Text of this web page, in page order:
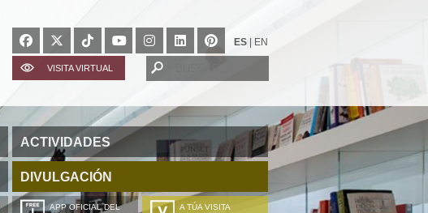
ES EN
VISITA VIRTUAL
ACTIVIDADES
DIVULGACIÓN
APP OFICIAL DEL
A TÚA VISITA